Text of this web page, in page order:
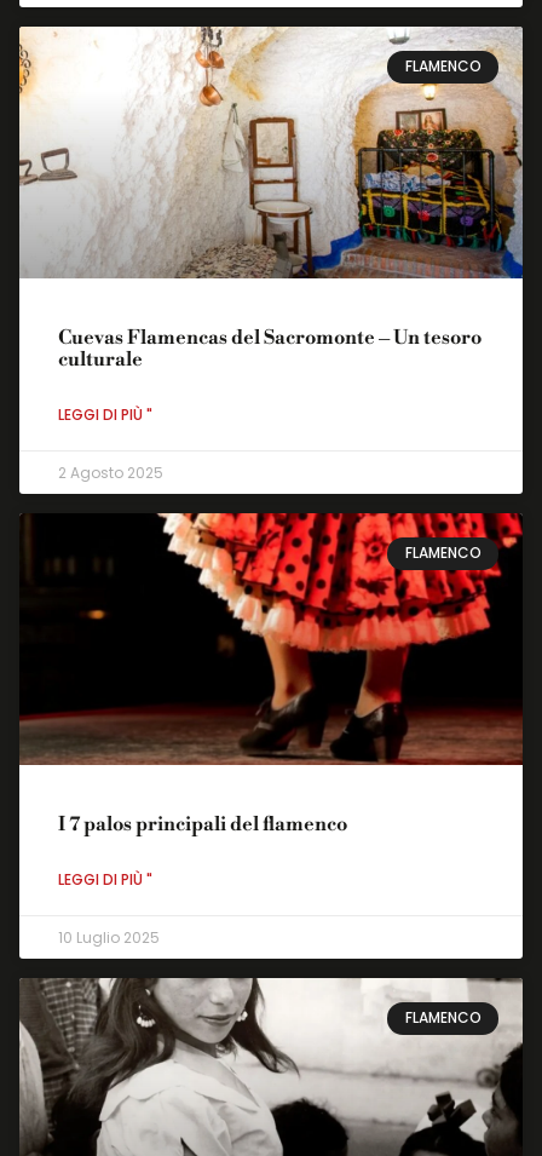
FLAMENCO
Cuevas Flamencas del Sacromonte – Un tesoro
culturale
LEGGI DI PIÙ "
2 Agosto 2025
FLAMENCO
I 7 palos principali del flamenco
LEGGI DI PIÙ "
10 Luglio 2025
FLAMENCO